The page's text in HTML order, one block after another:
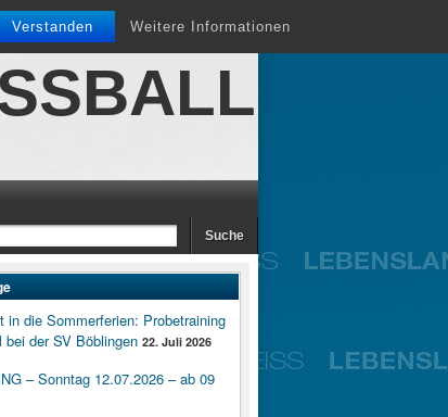
Verstanden Weitere Informationen
in die Sommerferien: Probetraining
bei der SV Böblingen 22. Juli 2026
– Sonntag 12.07.2026 – ab 09